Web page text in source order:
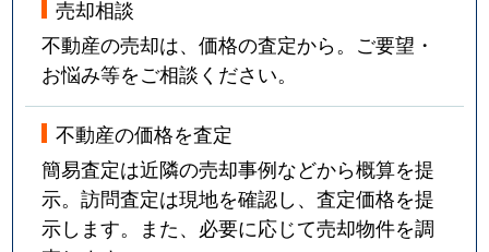
売却相談
不動産の売却は、価格の査定から。ご要望・
お悩み等をご相談ください。
不動産の価格を査定
簡易査定は近隣の売却事例などから概算を提
示。訪問査定は現地を確認し、査定価格を提
示します。また、必要に応じて売却物件を調